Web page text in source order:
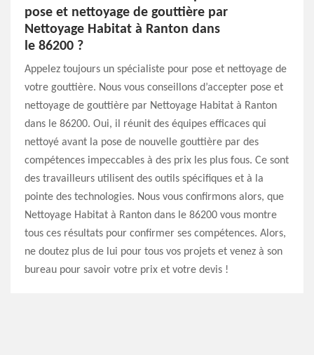
pose et nettoyage de gouttière par
Nettoyage Habitat à Ranton dans
le 86200 ?
Appelez toujours un spécialiste pour pose et nettoyage de
votre gouttière. Nous vous conseillons d’accepter pose et
nettoyage de gouttière par Nettoyage Habitat à Ranton
dans le 86200. Oui, il réunit des équipes efficaces qui
nettoyé avant la pose de nouvelle gouttière par des
compétences impeccables à des prix les plus fous. Ce sont
des travailleurs utilisent des outils spécifiques et à la
pointe des technologies. Nous vous confirmons alors, que
Nettoyage Habitat à Ranton dans le 86200 vous montre
tous ces résultats pour confirmer ses compétences. Alors,
ne doutez plus de lui pour tous vos projets et venez à son
bureau pour savoir votre prix et votre devis !